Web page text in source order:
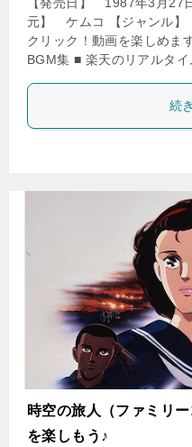
元】 ケムコ 【ジャンル】
クリック！動画を楽しめま
BGM集 ■ 楽天のリアルタ
続
時空の旅人（ファミリ
を楽しもう♪